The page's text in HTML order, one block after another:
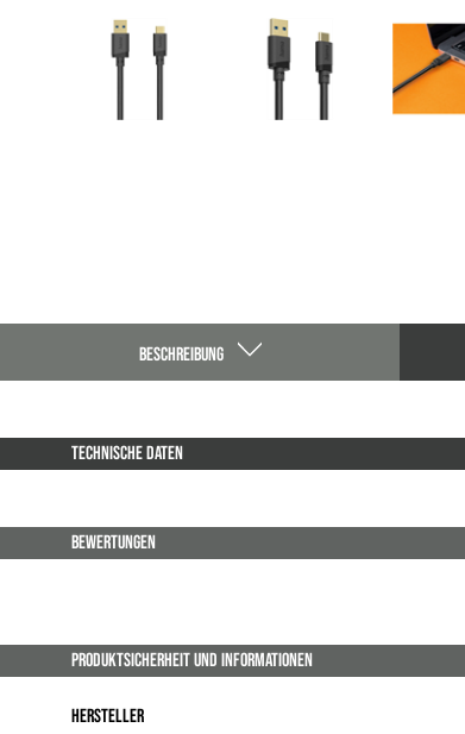
BESCHREIBUNG
TECHNISCHE DATEN
BEWERTUNGEN
PRODUKTSICHERHEIT UND INFORMATIONEN
Hersteller